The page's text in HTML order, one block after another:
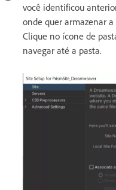
você identificou
onde quer armazenar a
Clique no ícone de
navegar até a pasta.